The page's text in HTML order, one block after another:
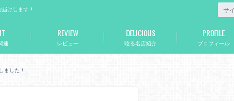
けします！
連 レビュー
REVIEW
唸る名店紹介
DELICIOUS
プロフィール
PROFILE
ました！